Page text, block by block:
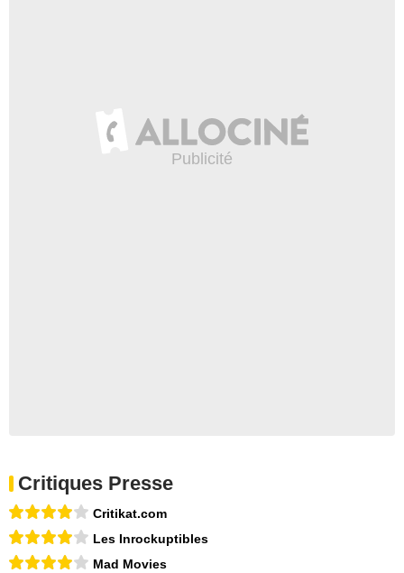
Critiques Presse
Critikat.com
Les Inrockuptibles
Mad Movies